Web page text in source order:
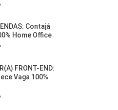
Contajá
Home Office
FRONT-END:
Vaga 100%